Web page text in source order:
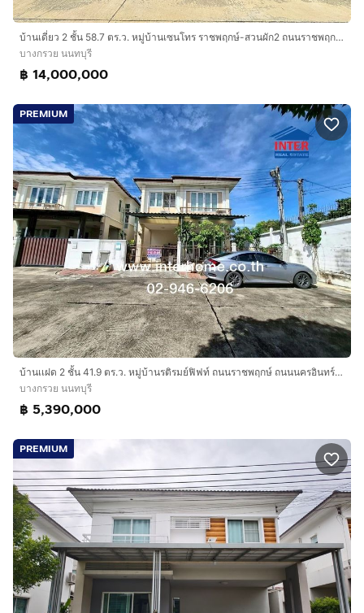
บ้านเดี่ยว 2 ชั้น 58.7 ตร.ว. หมู่บ้านเซนโทร ราชพฤกษ์-สวนผัก2 ถนนราชพฤกษ์ ถนนบรมราชชนนี บางกรวย นนทบุรี
บางกรวย นนทบุรี
฿ 14,000,000
PREMIUM
บ้านเเฝด 2 ชั้น 41.9 ตร.ว. หมู่บ้านรติรมย์ฟิฟท์ ถนนราชพฤกษ์ ถนนนครอินทร์ ถนนร่วมใจพัฒนา บางกรวย นนทบุรี
บางกรวย นนทบุรี
฿ 5,390,000
PREMIUM